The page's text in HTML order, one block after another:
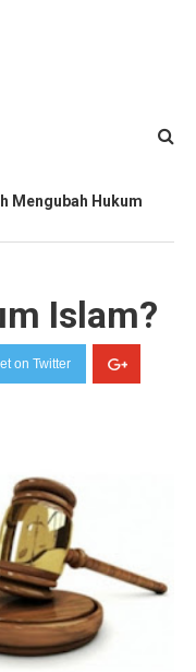
Mengubah Hukum
Islam?
on Twitter